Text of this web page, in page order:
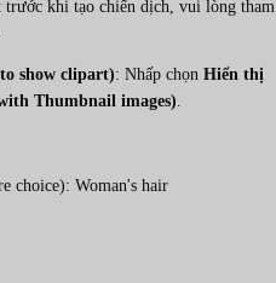
trước khi tạo chiến dịch, vui lòng tham
show clipart): Nhấp chọn Hiển thị
Thumbnail images).
choice): Woman's hair